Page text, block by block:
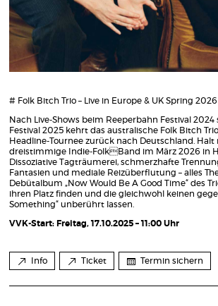
# Folk Bitch Trio – Live in Europe & UK Spring 2026
Nach Live-Shows beim Reeperbahn Festival 2024
Festival 2025 kehrt das australische Folk Bitch
Headline-Tournee zurück nach Deutschland.
dreistimmige Indie-FolkBand im März 2026 in
Dissoziative Tagträumerei, schmerzhafte
Fantasien und mediale Reizüberflutung – alles
Debütalbum „Now Would Be A Good Time“ des
ihren Platz finden und die gleichwohl keinen
Something“ unberührt lassen.
VVK-Start: Freitag, 17.10.2025 – 11:00 Uhr
Info Ticket Termin sichern